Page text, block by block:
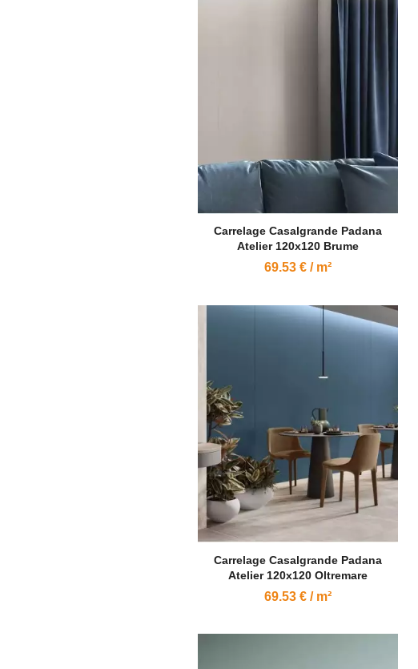
Carrelage Casalgrande Padana
Atelier 120x120 Brume
69.53 € / m²
Carrelage Casalgrande Padana
Atelier 120x120 Oltremare
69.53 € / m²